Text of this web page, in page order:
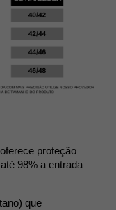
proteção
98% a entrada
que